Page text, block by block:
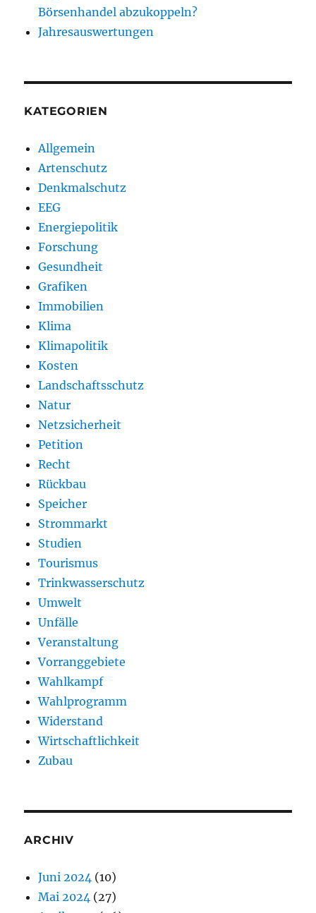
Börsenhandel abzukoppeln?
Jahresauswertungen
KATEGORIEN
Allgemein
Artenschutz
Denkmalschutz
EEG
Energiepolitik
Forschung
Gesundheit
Grafiken
Immobilien
Klima
Klimapolitik
Kosten
Landschaftsschutz
Natur
Netzsicherheit
Petition
Recht
Rückbau
Speicher
Strommarkt
Studien
Tourismus
Trinkwasserschutz
Umwelt
Unfälle
Veranstaltung
Vorranggebiete
Wahlkampf
Wahlprogramm
Widerstand
Wirtschaftlichkeit
Zubau
ARCHIV
Juni 2024 (10)
Mai 2024 (27)